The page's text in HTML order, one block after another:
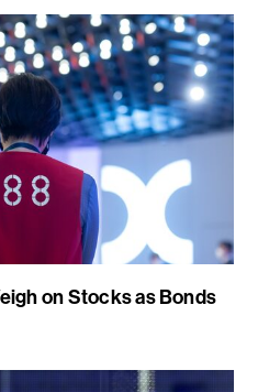
on Stocks as Bonds